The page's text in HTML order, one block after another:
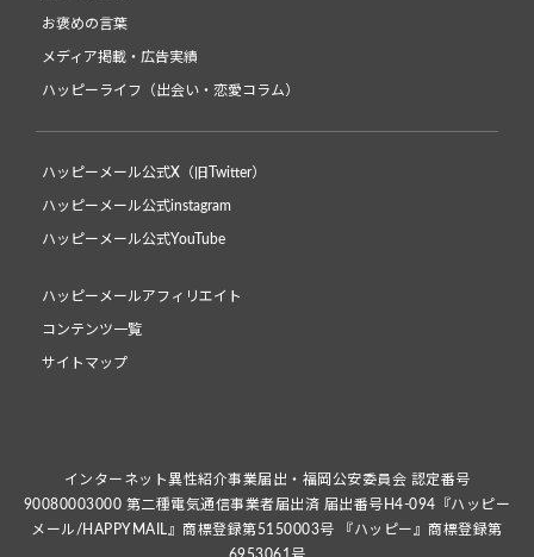
お褒めの言葉
メディア掲載・広告実績
ハッピーライフ（出会い・恋愛コラム）
ハッピーメール公式X（旧Twitter）
ハッピーメール公式instagram
ハッピーメール公式YouTube
ハッピーメールアフィリエイト
コンテンツ一覧
サイトマップ
インターネット異性紹介事業届出・福岡公安委員会 認定番号
90080003000 第二種電気通信事業者届出済 届出番号H4-094『ハッピー
メール/HAPPYMAIL』商標登録第5150003号 『ハッピー』商標登録第